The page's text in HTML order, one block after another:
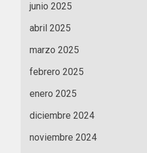
junio 2025
abril 2025
marzo 2025
febrero 2025
enero 2025
diciembre 2024
noviembre 2024